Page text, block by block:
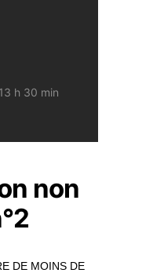
h 30 min
non
DE MOINS DE